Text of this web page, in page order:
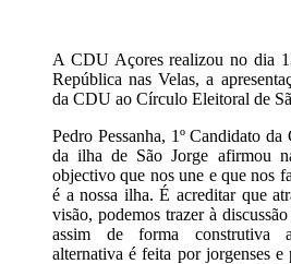
A CDU Açores realizou no dia
República nas Velas, a
da CDU ao Círculo Eleitoral de
Pedro Pessanha, 1º Candidato
da ilha de São Jorge afirmou
objectivo que nos une e que nos
é a nossa ilha. É acreditar que
visão, podemos trazer à
assim de forma construtiva
alternativa é feita por jorgenses e